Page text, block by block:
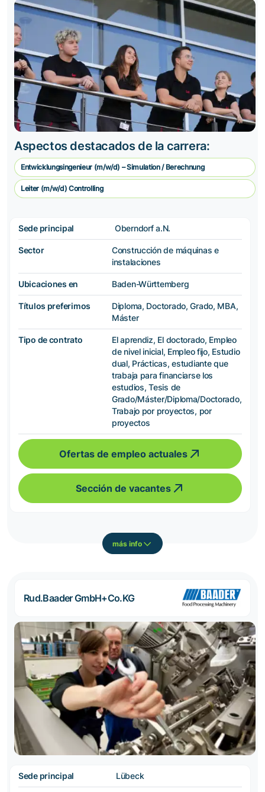
Aspectos destacados de la carrera:
Entwicklungsingenieur (m/w/d) – Simulation / Berechnung
Leiter (m/w/d) Controlling
Sede principal Oberndorf a.N.
Sector
Construcción de máquinas e
instalaciones
Ubicaciones en Baden-Württemberg
Títulos preferimos
Diploma, Doctorado, Grado, MBA,
Máster
Tipo de contrato
El aprendiz, El doctorado, Empleo
de nivel inicial, Empleo fijo, Estudio
dual, Prácticas, estudiante que
trabaja para financiarse los
estudios, Tesis de
Grado/Máster/Diploma/Doctorado,
Trabajo por proyectos, por
proyectos
Ofertas de empleo actuales
Sección de vacantes
más info
Rud.Baader GmbH+Co.KG
Sede principal Lübeck